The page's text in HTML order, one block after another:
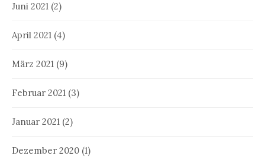
Juni 2021 (2)
April 2021 (4)
März 2021 (9)
Februar 2021 (3)
Januar 2021 (2)
Dezember 2020 (1)